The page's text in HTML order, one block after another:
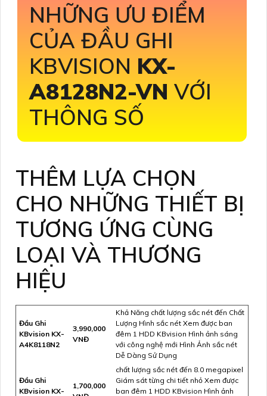
NHỮNG ƯU ĐIỂM
CỦA ĐẦU GHI
KBVISION KX-
A8128N2-VN VỚI
THÔNG SỐ
THÊM LỰA CHỌN
CHO NHỮNG THIẾT BỊ
TƯƠNG ỨNG CÙNG
LOẠI VÀ THƯƠNG
HIỆU
Đầu Ghi
KBvision KX-
A4K8118N2
3,990,000
VNĐ
Khả Năng chất lượng sắc nét đến Chất
Lượng Hình sắc nét Xem được ban
đêm 1 HDD KBvision Hình ảnh sáng
với công nghệ mới Hình Ảnh sắc nét
Dễ Dàng Sử Dụng
Đầu Ghi
KBvision KX-
1,700,000
chất lượng sắc nét đến 8.0 megapixel
Giám sát từng chi tiết nhỏ Xem được
ban đêm 1 HDD KBvision Hình ảnh